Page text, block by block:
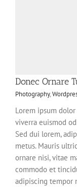
Donec Ornare
Photography,
Lorem ipsum
viverra euismod
Sed dui lorem,
metus. Mauris
ornare nisi, vitae
commodo et
adipiscing tempor